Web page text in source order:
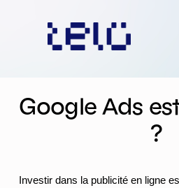
Google Ads
?
Investir dans la publicité en ligne